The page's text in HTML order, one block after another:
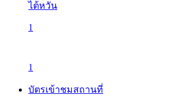
ไต้หวัน
1
1
บัตรเข้าชมสถานที่